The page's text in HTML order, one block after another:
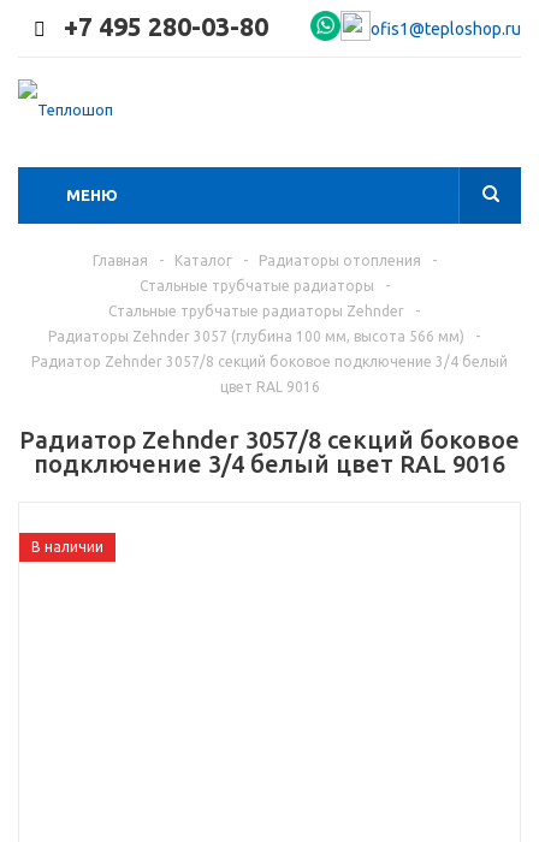
+7 495 280-03-80 ofis1@teploshop.ru
МЕНЮ
Главная - Каталог - Радиаторы отопления
-
Стальные трубчатые радиаторы
-
Стальные трубчатые радиаторы Zehnder
-
Радиаторы Zehnder 3057 (глубина 100 мм, высота 566 мм)
-
Радиатор Zehnder 3057/8 секций боковое подключение 3/4 белый
цвет RAL 9016
Радиатор Zehnder 3057/8 секций боковое
подключение 3/4 белый цвет RAL 9016
В наличии